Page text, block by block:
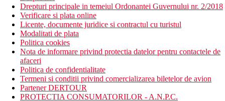
piscina pentru copii
loc de joaca
Descrierea plajei
cu nisip si pietricele, o intrare treptata in mare
sezlonguri si umbrele (contra cost)
Activitati gratuite
programe de seara neregulate
tenis de masa
Drepturi principale in temeiul Ordonantei Guvernului nr. 2/2018
Verificare si plata online
Licente, documente juridice si contractul cu turistul
Modalitati de plata
Politica cookies
Nota de informare privind protectia datelor pentru contactele de
afaceri
Politica de confidentialitate
Termeni si conditii privind comercializarea biletelor de avion
Partener DERTOUR
PROTECTIA CONSUMATORILOR - A.N.P.C.